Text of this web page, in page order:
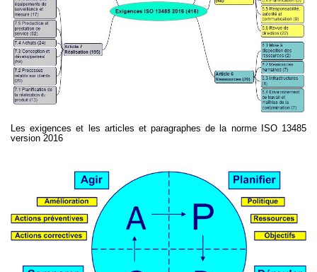
Les exigences et les articles et paragraphes de la norme ISO 13485
version 2016